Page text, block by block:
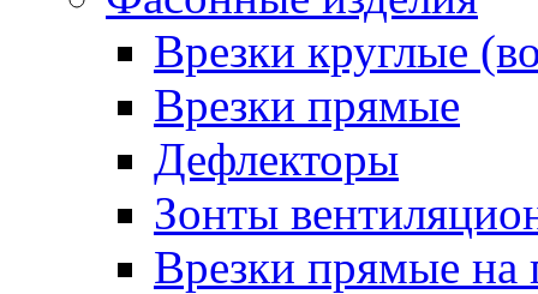
Врезки круглые
Врезки прямые
Дефлекторы
Зонты
Врезки прямые на